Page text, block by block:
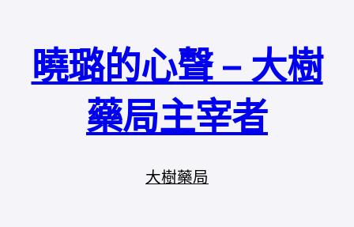
曉璐的心聲 – 大樹
藥局主宰者
大樹藥局